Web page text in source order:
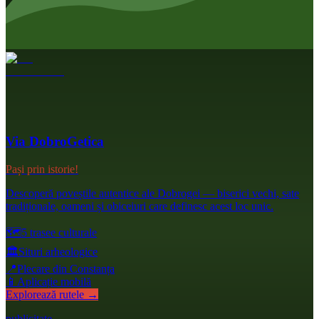
Via DobroGetica
Pași prin istorie!
Descoperă poveștile autentice ale Dobrogei — biserici vechi, sate
tradiționale, oameni și obiceiuri care definesc acest loc unic.
🗺️5 trasee culturale
🏛️Situri arheologice
📍Plecare din Constanța
📱 Aplicație mobilă
Explorează rutele →